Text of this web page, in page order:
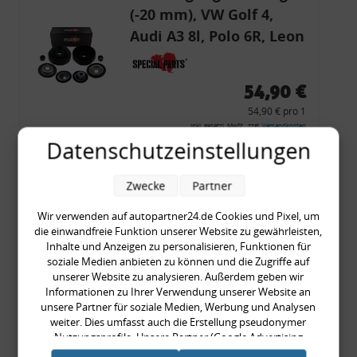
(-20 mm), VW Golf 4,
Audi A3 8l, Polo 6R, Leon
54,90 €
54,90 € pro 1
inkl. gesetzl. MwSt., zzgl.Versandkosten
Merkzettel
Zum Artikel
Rückleuchtenband mit
Blinker, rot, US-Ecken,
Audi 80 Cabrio, Typ 89,
OE-Nr.: 8G0945225 +
8G0945225C
999,99 €
Datenschutzeinstellungen
Wir verwenden auf autopartner24.de Cookies und Pixel, um
die einwandfreie Funktion unserer Website zu gewährleisten,
Inhalte und Anzeigen zu personalisieren, Funktionen für
soziale Medien anbieten zu können und die Zugriffe auf
unserer Website zu analysieren. Außerdem geben wir
Informationen zu Ihrer Verwendung unserer Website an
unsere Partner für soziale Medien, Werbung und Analysen
weiter. Dies umfasst auch die Erstellung pseudonymer
Nutzungsprofile. Unsere Partner (Google Advertising
Products) führen diese Informationen möglicherweise mit
Zwecke Partner